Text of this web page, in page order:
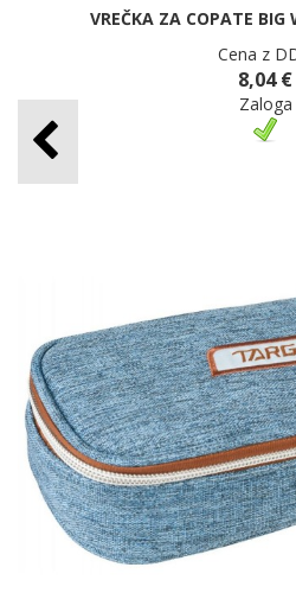
VREČKA ZA COPATE BIG
Cena z
8,04 €
Zaloga